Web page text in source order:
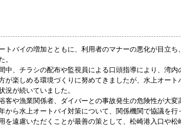
トバイの増加とともに、利用者のマナーの悪化が目立ち
。
中、チラシの配布や監視員による口頭指導により、湾
が楽しめる環境づくりに努めてきましたが、水上オー
況が続いていました。
客や漁業関係者、ダイバーとの事故発生の危険性が大
から水上オートバイ対策について、関係機関で協議を
を遠慮いただくことが最善の策として、松崎港入口や松